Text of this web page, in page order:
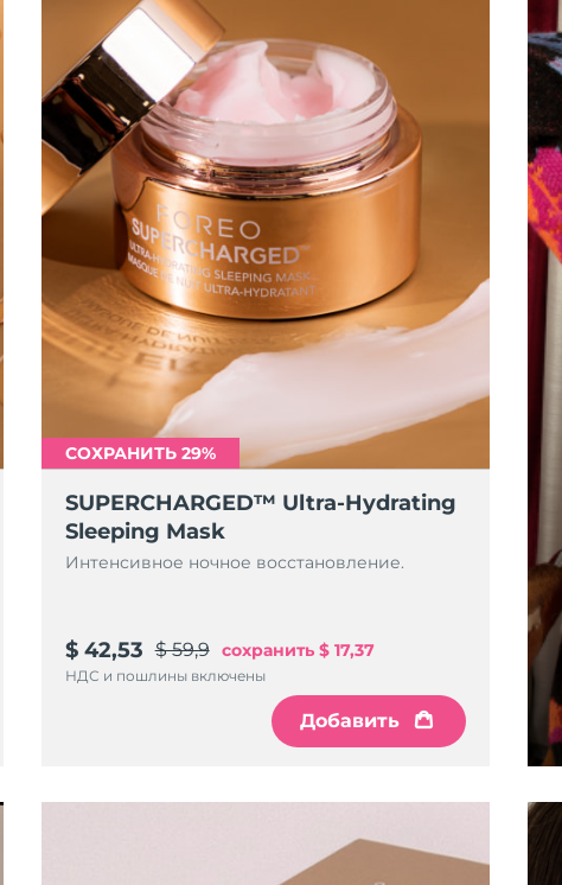
СОХРАНИТЬ 29%
SUPERCHARGED™ Ultra-Hydrating
Sleeping Mask
Интенсивное ночное восстановление.
$ 42,53 $ 59,9 сохранить $ 17,37
НДС и пошлины включены
Добавить